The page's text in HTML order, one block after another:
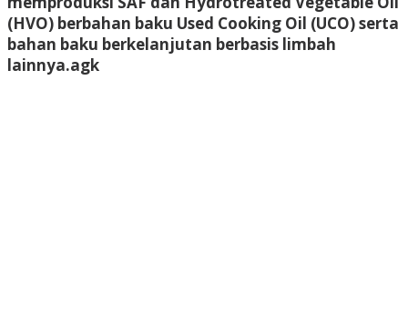
(HVO) berbahan baku Used Cooking Oil (UCO) serta
bahan baku berkelanjutan berbasis limbah
lainnya.agk